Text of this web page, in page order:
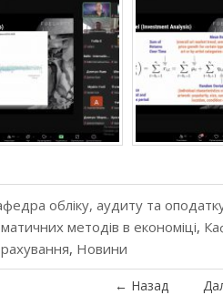
обліку, аудиту та
методів в економіці,
, Новини
← Назад